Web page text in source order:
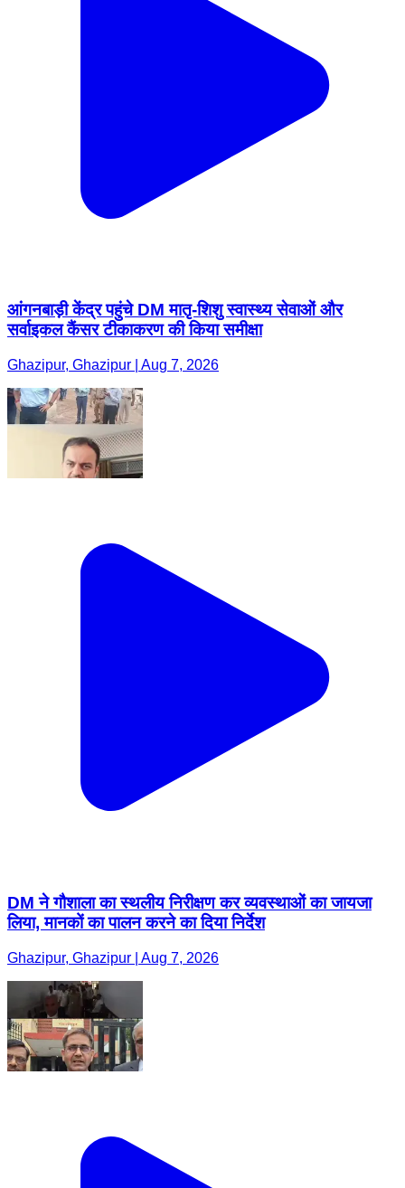
आंगनबाड़ी केंद्र पहुंचे DM मातृ-शिशु स्वास्थ्य सेवाओं और
सर्वाइकल कैंसर टीकाकरण की किया समीक्षा
Ghazipur, Ghazipur | Aug 7, 2026
DM ने गौशाला का स्थलीय निरीक्षण कर व्यवस्थाओं का जायजा
लिया, मानकों का पालन करने का दिया निर्देश
Ghazipur, Ghazipur | Aug 7, 2026